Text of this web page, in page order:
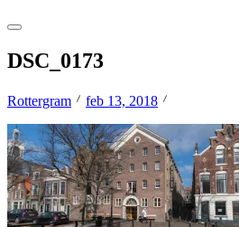
DSC_0173
Rottergram feb 13, 2018